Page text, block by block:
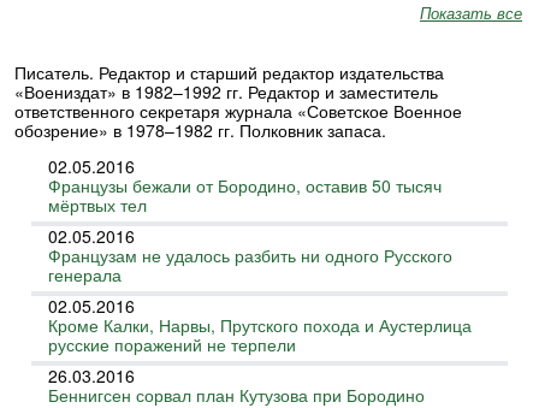
Показать все
Писатель. Редактор и старший редактор издательства
«Воениздат» в 1982–1992 гг. Редактор и заместитель
ответственного секретаря журнала «Советское Военное
обозрение» в 1978–1982 гг. Полковник запаса.
02.05.2016
Французы бежали от Бородино, оставив 50 тысяч
мёртвых тел
02.05.2016
Французам не удалось разбить ни одного Русского
генерала
02.05.2016
Кроме Калки, Нарвы, Прутского похода и Аустерлица
русские поражений не терпели
26.03.2016
Беннигсен сорвал план Кутузова при Бородино